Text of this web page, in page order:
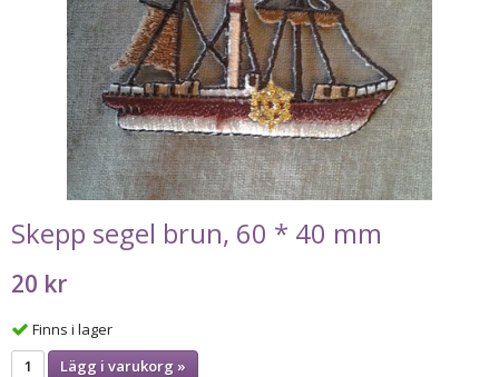
Skepp segel brun, 60 * 40 mm
20 kr
Finns i lager
Lägg i varukorg »